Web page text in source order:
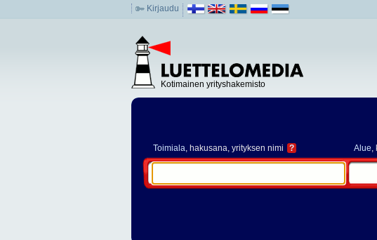
Kirjaudu
Kotimainen yrityshakemisto
Toimiala, hakusana, yrityksen nimi ? Alue,